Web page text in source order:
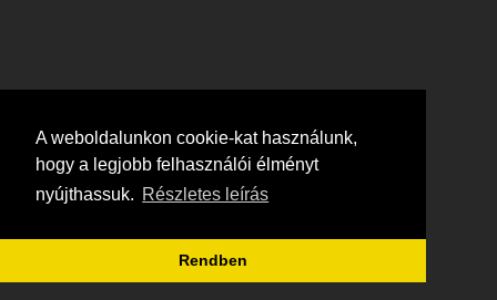
A weboldalunkon cookie-kat használunk,
hogy a legjobb felhasználói élményt
nyújthassuk. Részletes leírás
Rendben